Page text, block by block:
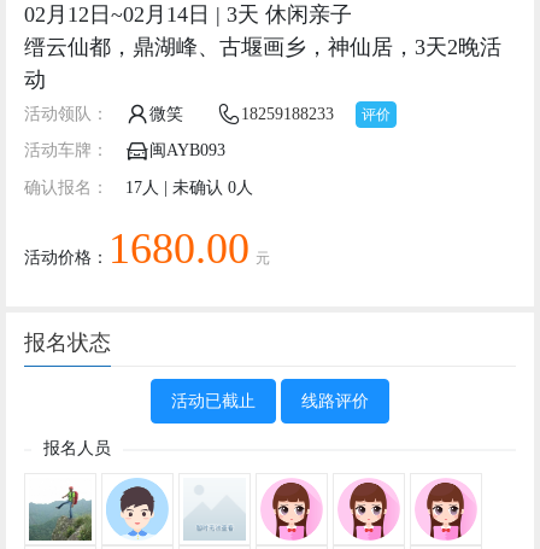
02月12日~02月14日 | 3天 休闲亲子
缙云仙都，鼎湖峰、古堰画乡，神仙居，3天2晚活
动
活动领队： 微笑 18259188233 评价
活动车牌： 闽AYB093
确认报名： 17人 | 未确认 0人
活动价格： 1680.00 元
报名状态
活动已截止 线路评价
报名人员